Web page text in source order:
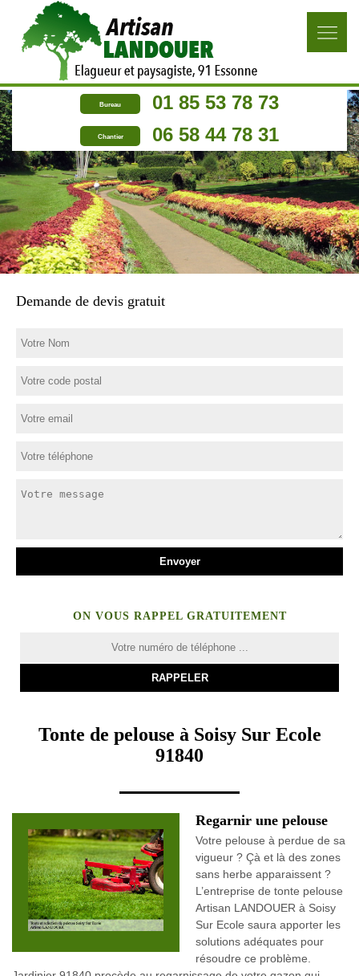
Bureau 01 85 53 78 73
Chantier 06 58 44 78 31
Demande de devis gratuit
ON VOUS RAPPEL GRATUITEMENT
Tonte de pelouse à Soisy Sur Ecole
91840
Regarnir une pelouse
Votre pelouse à perdue de sa
vigueur ? Çà et là des zones
sans herbe apparaissent ?
L’entreprise de tonte pelouse
Artisan LANDOUER à Soisy
Sur Ecole saura apporter les
solutions adéquates pour
résoudre ce problème.